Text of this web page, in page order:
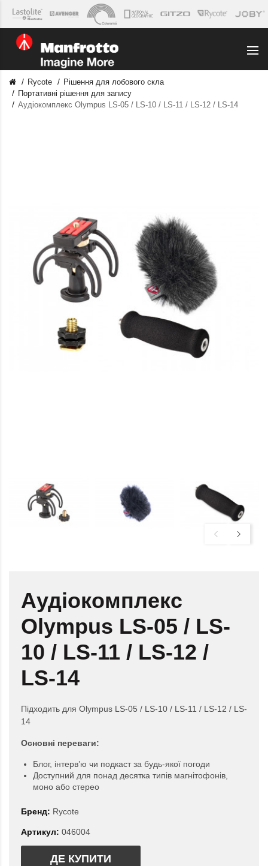
Rycote
Рішення для лобового скла
Портативні рішення для запису
Аудіокомплекс Olympus LS-05 / LS-10 / LS-11 / LS-12 / LS-14
Аудіокомплекс
Olympus LS-05 / LS-
10 / LS-11 / LS-12 /
LS-14
Підходить для Olympus LS-05 / LS-10 / LS-11 / LS-12 / LS-
14
Основні переваги:
Блог, інтерв’ю чи подкаст за будь-якої погоди
Доступний для понад десятка типів магнітофонів,
моно або стерео
Бренд: Rycote
Артикул: 046004
ДЕ КУПИТИ